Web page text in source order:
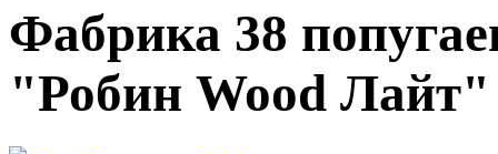
Фабрика 38
"Робин Wood Лайт"